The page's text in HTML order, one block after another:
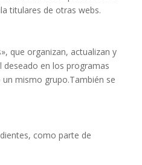
titulares de otras webs.
que organizan, actualizan y
deseado en los programas
mismo grupo.También se
como parte de